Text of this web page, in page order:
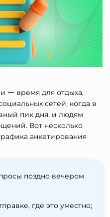
ー время для отдыха,
сетей, когда в
пик дня, и людям
Вот несколько
анкетирования
поздно вечером
где это уместно;